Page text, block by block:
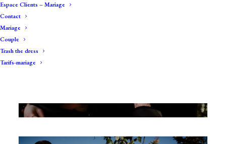
Espace Clients – Mariage
Contact
Mariage
Couple
Trash the dress
Tarifs-mariage